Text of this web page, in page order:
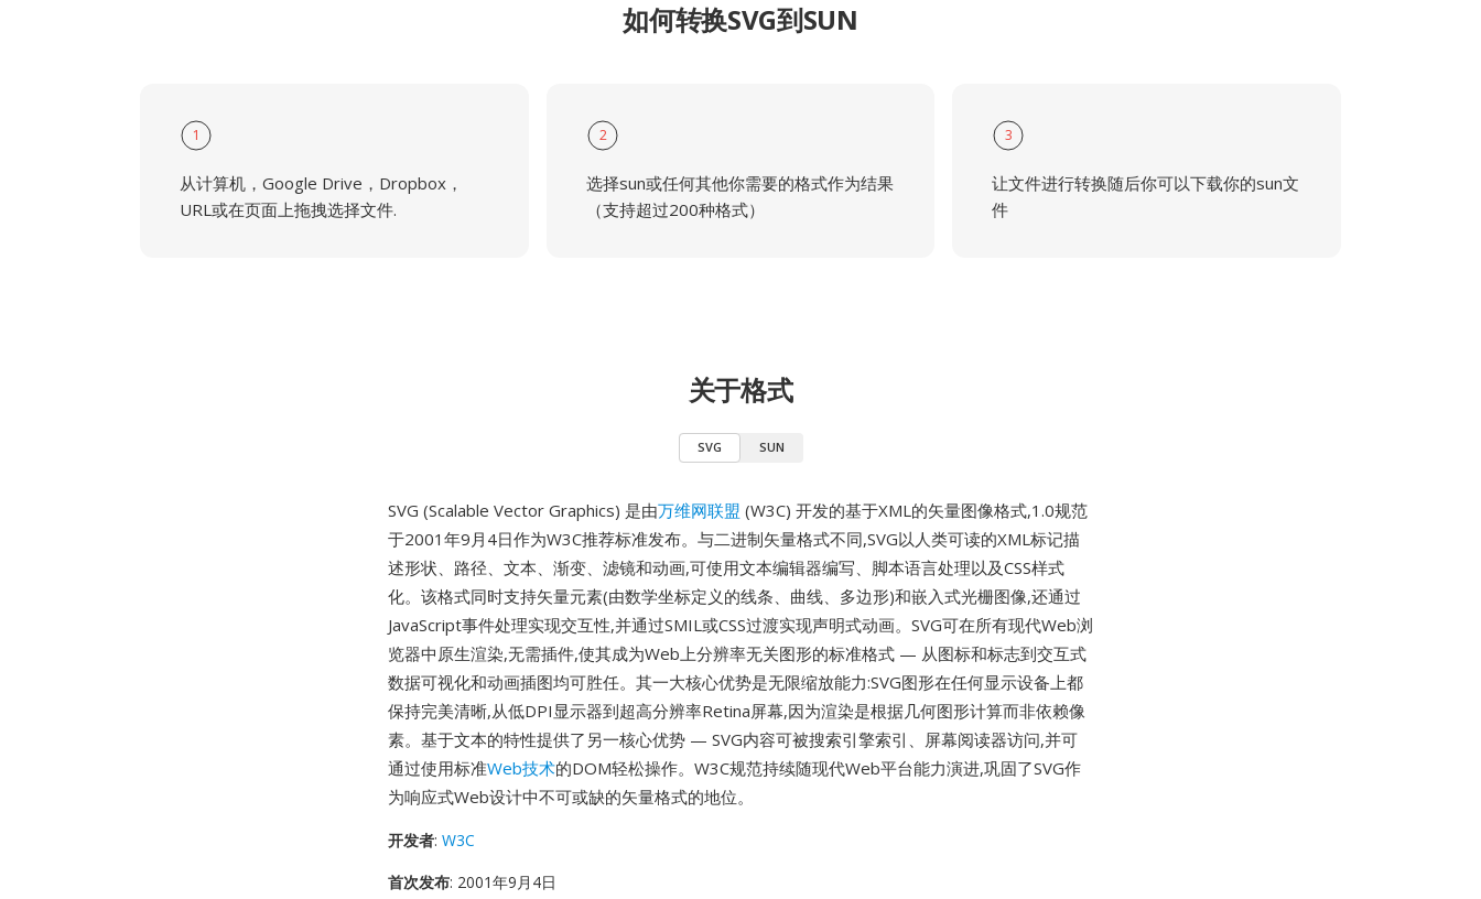
如何转换SVG到SUN
1
从计算机，Google Drive，Dropbox，
URL或在页面上拖拽选择文件.
2
选择sun或任何其他你需要的格式作为结果
（支持超过200种格式）
3
让文件进行转换随后你可以下载你的sun文
件
关于格式
SVG SUN
SVG (Scalable Vector Graphics) 是由万维网联盟 (W3C) 开发的基于XML的矢量图像格式,1.0规范
于2001年9月4日作为W3C推荐标准发布。与二进制矢量格式不同,SVG以人类可读的XML标记描
述形状、路径、文本、渐变、滤镜和动画,可使用文本编辑器编写、脚本语言处理以及CSS样式
化。该格式同时支持矢量元素(由数学坐标定义的线条、曲线、多边形)和嵌入式光栅图像,还通过
JavaScript事件处理实现交互性,并通过SMIL或CSS过渡实现声明式动画。SVG可在所有现代Web浏
览器中原生渲染,无需插件,使其成为Web上分辨率无关图形的标准格式 — 从图标和标志到交互式
数据可视化和动画插图均可胜任。其一大核心优势是无限缩放能力:SVG图形在任何显示设备上都
保持完美清晰,从低DPI显示器到超高分辨率Retina屏幕,因为渲染是根据几何图形计算而非依赖像
素。基于文本的特性提供了另一核心优势 — SVG内容可被搜索引擎索引、屏幕阅读器访问,并可
通过使用标准Web技术的DOM轻松操作。W3C规范持续随现代Web平台能力演进,巩固了SVG作
为响应式Web设计中不可或缺的矢量格式的地位。
开发者: W3C
首次发布: 2001年9月4日